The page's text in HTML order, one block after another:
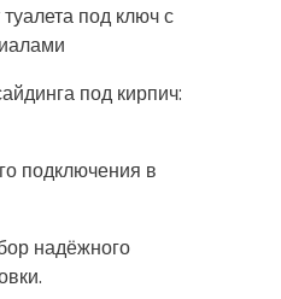
под ключ с
под кирпич:
подключения в
надёжного